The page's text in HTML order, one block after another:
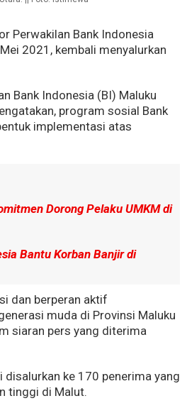
Perwakilan Bank Indonesia
2021, kembali menyalurkan
Bank Indonesia (BI) Maluku
program sosial Bank
implementasi atas
Dorong Pelaku UMKM di
Bantu Korban Banjir di
dan berperan aktif
muda di Provinsi Maluku
siaran pers yang diterima
disalurkan ke 170 penerima yang
tinggi di Malut.